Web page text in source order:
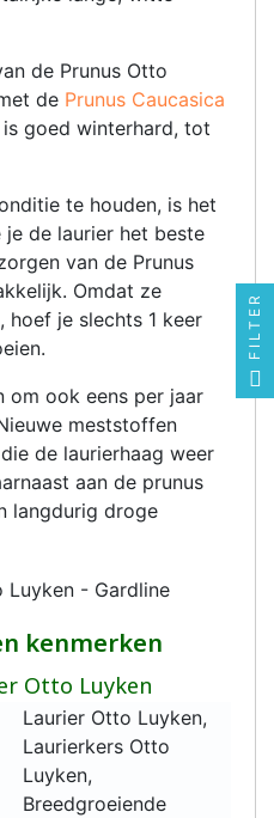
de Prunus Otto
de Prunus Caucasica
is goed winterhard, tot
te houden, is het
de laurier het beste
van de Prunus
Omdat ze
hoef je slechts 1 keer
om ook eens per jaar
meststoffen
de laurierhaag weer
aan de prunus
langdurig droge
kenmerken
Otto Luyken
Laurier Otto Luyken,
Laurierkers Otto
Luyken,
Breedgroeiende
FILTER